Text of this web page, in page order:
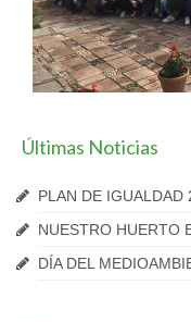
Últimas Noticias
PLAN DE IGUALDAD
NUESTRO HUERTO
DÍA DEL